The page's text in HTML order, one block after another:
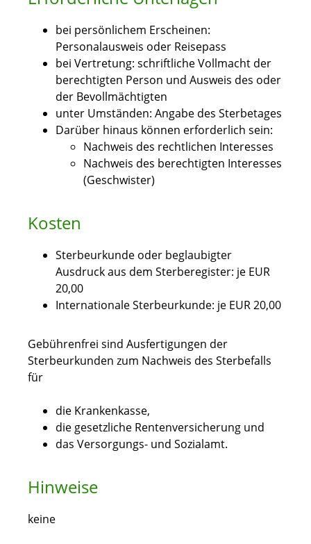
bei persönlichem Erscheinen:
Personalausweis oder Reisepass
bei Vertretung: schriftliche Vollmacht der
berechtigten Person und Ausweis des oder
der Bevollmächtigten
unter Umständen: Angabe des Sterbetages
Darüber hinaus können erforderlich sein:
Nachweis des rechtlichen Interesses
Nachweis des berechtigten Interesses
(Geschwister)
Kosten
Sterbeurkunde oder beglaubigter
Ausdruck aus dem Sterberegister: je EUR
20,00
Internationale Sterbeurkunde: je EUR 20,00
Gebührenfrei sind Ausfertigungen der
Sterbeurkunden zum Nachweis des Sterbefalls
für
die Krankenkasse,
die gesetzliche Rentenversicherung und
das Versorgungs- und Sozialamt.
Hinweise
keine